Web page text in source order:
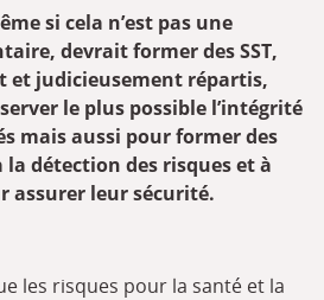
si cela n’est pas une
devrait former des SST,
et judicieusement répartis,
le plus possible l’intégrité
mais aussi pour former des
détection des risques et à
assurer leur sécurité.
les risques pour la santé et la